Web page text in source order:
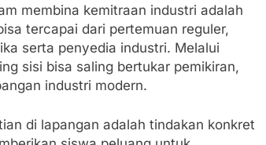
membina kemitraan industri adalah
tercapai dari pertemuan reguler,
serta penyedia industri. Melalui
sisi bisa saling bertukar pemikiran,
industri modern.
di lapangan adalah tindakan konkret